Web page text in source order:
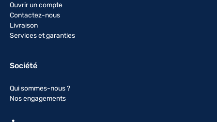
Ouvrir un compte
Contactez-nous
Livraison
Services et garanties
Société
Qui sommes-nous ?
Nos engagements